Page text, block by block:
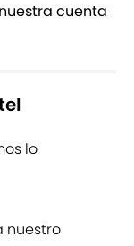
cuenta
lo
nuestro